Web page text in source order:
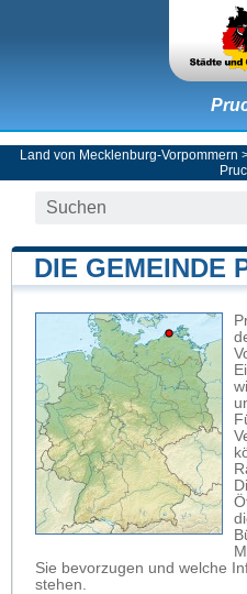
Land von Mecklenburg-Vorpommern
DIE GEMEINDE
Sie bevorzugen und welche
stehen.